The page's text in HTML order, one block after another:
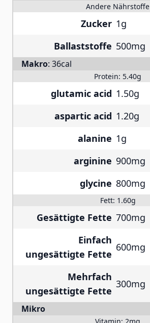
Andere Nährstoffe
Zucker 1g
Ballaststoffe 500mg
Makro: 36cal
Protein: 5.40g
glutamic acid 1.50g
aspartic acid 1.20g
alanine 1g
arginine 900mg
glycine 800mg
Fett: 1.60g
Gesättigte Fette 700mg
Einfach
ungesättigte Fette
600mg
Mehrfach
ungesättigte Fette
300mg
Mikro